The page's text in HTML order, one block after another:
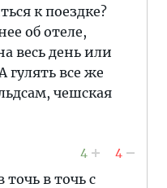
к поездке?
об отеле,
весь день или
гулять все же
чешская
4 4
в точь с